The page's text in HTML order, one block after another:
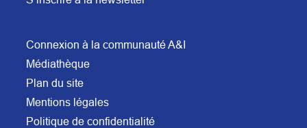
Connexion à la communauté A&I
Médiathèque
Plan du site
Mentions légales
Politique de confidentialité